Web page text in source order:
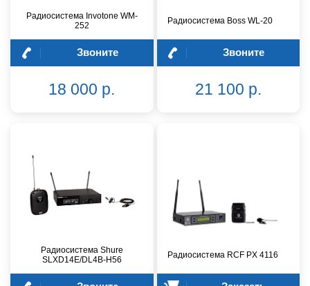
Радиосистема Invotone WM-
252
Звоните
18 000 р.
Радиосистема Boss WL-20
Звоните
21 100 р.
Радиосистема Shure
SLXD14E/DL4B-H56
Радиосистема RCF PX 4116